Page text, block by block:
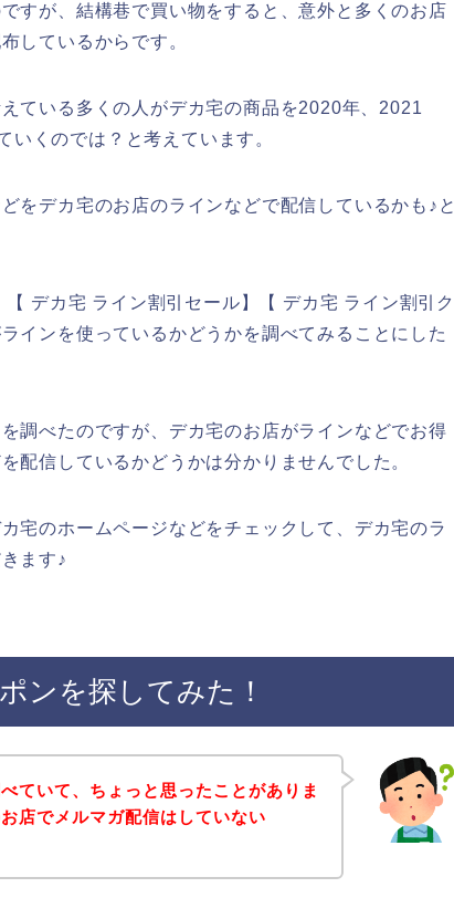
すが、結構巷で買い物をすると、意外と多くのお店
しているからです。
ている多くの人がデカ宅の商品を2020年、2021
くのでは？と考えています。
をデカ宅のお店のラインなどで配信しているかも♪と
デカ宅 ライン割引セール】【 デカ宅 ライン割引ク
インを使っているかどうかを調べてみることにした
調べたのですが、デカ宅のお店がラインなどでお得
配信しているかどうかは分かりませんでした。
宅のホームページなどをチェックして、デカ宅のラ
ます♪
ンを探してみた！
ていて、ちょっと思ったことがありま
店でメルマガ配信はしていない